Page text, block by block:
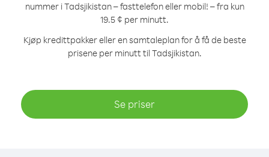
nummer i Tadsjikistan – fasttelefon eller mobil! – fra kun
19.5 ¢ per minutt.
Kjøp kredittpakker eller en samtaleplan for å få de beste
prisene per minutt til Tadsjikistan.
Se priser